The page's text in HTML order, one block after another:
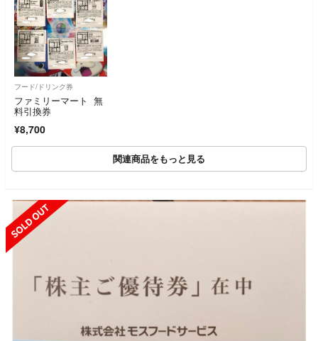
フード/ドリンク券
ファミリーマート 無
料引換券
¥8,700
関連商品をもっと見る